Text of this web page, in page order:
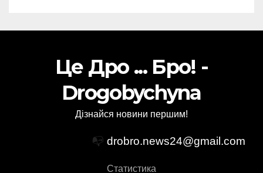
Це Дро ... Бро! -
Drogobychyna
Дізнайся новини першим!
📭 drobro.news24@gmail.com
Статистика